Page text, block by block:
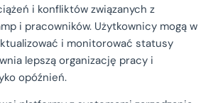
i konfliktów związanych z
i pracowników. Użytkownicy mogą w
i monitorować statusy
lepszą organizację pracy i
opóźnień.